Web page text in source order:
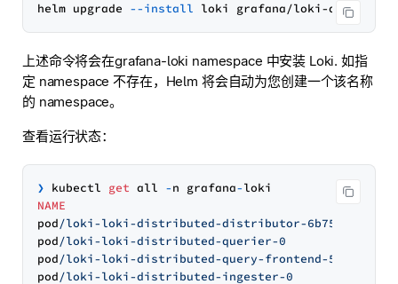
helm upgrade --install loki grafana/loki-
上述命令将会在grafana-loki namespace 中安装 Loki. 如指
定 namespace 不存在，Helm 将会自动为您创建一个该名称
的 namespace。
查看运行状态：
❯ kubectl get all -n grafana-
NAME
pod/loki-loki-distributed-distributor-6b75796c6b-
pod/loki-loki-distributed-querier-0
pod/loki-loki-distributed-query-frontend-
pod/loki-loki-distributed-ingester-0